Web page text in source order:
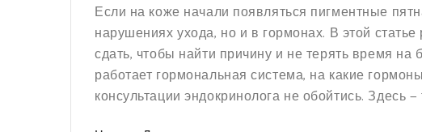
Если на коже начали появляться пигментные
нарушениях ухода, но и в гормонах. В этой
сдать, чтобы найти причину и не терять время
работает гормональная система, на какие
консультации эндокринолога не обойтись.